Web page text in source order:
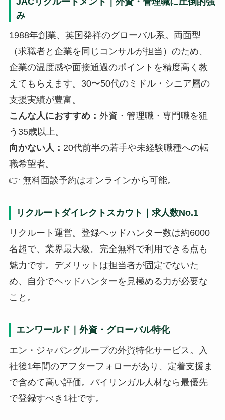
み
1988年創業、英国発祥のグローバル系。両面型
（求職者と企業を同じコンサルが担当）のため、
企業の温度感や面接通過のポイントを精度高く教
えてもらえます。30〜50代のミドル・シニア層の
支援実績が豊富。
こんな人におすすめ： 外資・管理職・専門職を狙
う35歳以上。
向かない人： 20代前半の若手や未経験職種への転
職希望者。
👉 無料面談予約はオンラインから可能。
リクルートダイレクトスカウト｜求人数No.1
リクルート運営。登録ヘッドハンター数は約6000
名超で、業界最大級。完全無料で利用できる点も
魅力です。デメリットは担当者が固定でないた
め、自分でヘッドハンターを見極める力が必要な
こと。
エンワールド｜外資・グローバル特化
エン・ジャパングループの外資特化サービス。入
社後1年間のアフターフォローがあり、定着支援ま
で含めて高い評価。バイリンガル人材なら最優先
で登録すべき1社です。